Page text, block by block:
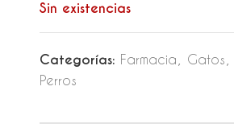
Sin existencias
Categorías: Farmacia Gatos
Perros